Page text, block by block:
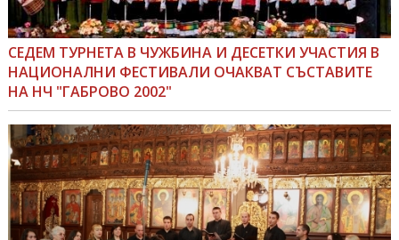
СЕДЕМ ТУРНЕТА В ЧУЖБИНА И ДЕСЕТКИ УЧАСТИЯ В
НАЦИОНАЛНИ ФЕСТИВАЛИ ОЧАКВАТ СЪСТАВИТЕ
НА НЧ "ГАБРОВО 2002"